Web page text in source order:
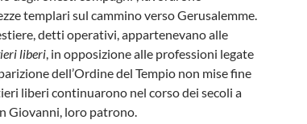
templari sul cammino verso Gerusalemme.
detti operativi, appartenevano alle
liberi, in opposizione alle professioni legate
dell’Ordine del Tempio non mise fine
liberi continuarono nel corso dei secoli a
Giovanni, loro patrono.